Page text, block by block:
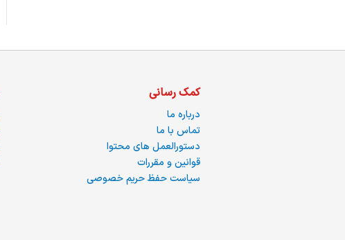
کمک رسانی
درباره ما
تماس با ما
دستورالعمل های محتوا
قوانین و مقررات
سیاست حفظ حریم خصوصی